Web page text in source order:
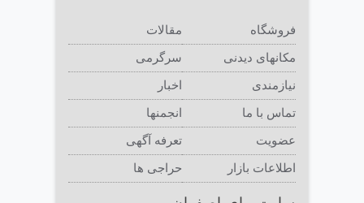
مقالات فروشگاه
سرگرمی مکانهای دیدنی
اخبار نیازمندی
انجمنها تماس با ما
تعرفه آگهی عضویت
حراجی ها اطلاعات بازار